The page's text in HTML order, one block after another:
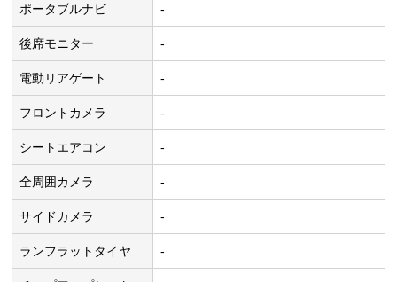
ポータブルナビ -
後席モニター -
電動リアゲート -
フロントカメラ -
シートエアコン -
全周囲カメラ -
サイドカメラ -
ランフラットタイヤ -